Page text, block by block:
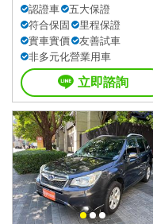
認證車
五大保證
符合保固
里程保證
實車實價
友善試車
非多元化營業用車
立即諮詢